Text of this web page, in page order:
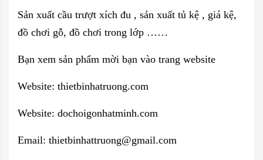
Sản xuất cầu trượt xích đu , sản xuất tủ kệ , giá kệ,
đồ chơi gỗ, đồ chơi trong lớp ……
Bạn xem sản phẩm mời bạn vào trang website
Website: thietbinhatruong.com
Website: dochoigonhatminh.com
Email: thietbinhattruong@gmail.com